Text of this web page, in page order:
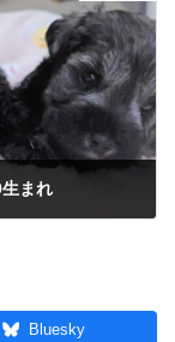
まれ
Bluesky